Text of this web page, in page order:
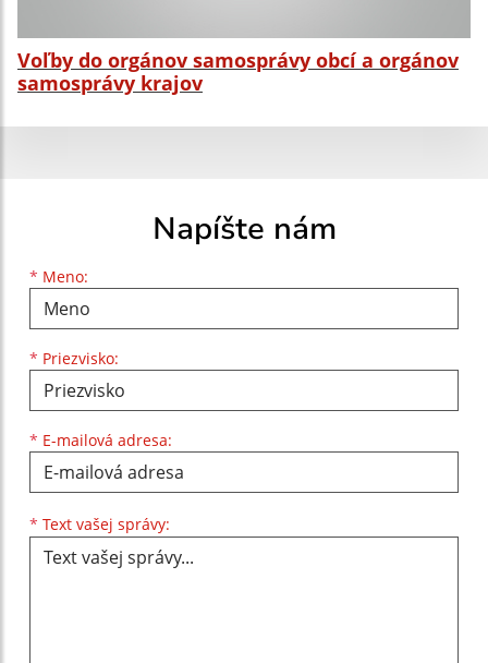
Voľby do orgánov samosprávy obcí a orgánov
samosprávy krajov
Napíšte nám
* Meno:
Meno
* Priezvisko:
Priezvisko
* E-mailová adresa:
E-mailová adresa
* Text vašej správy: